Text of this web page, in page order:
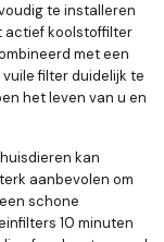
te installeren
actief koolstoffilter
met een
filter duidelijk te
het leven van u en
kan
aanbevolen om
​​schone
10 minuten